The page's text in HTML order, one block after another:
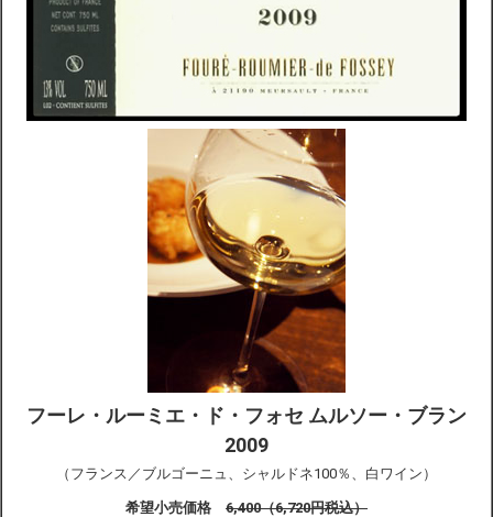
お電話 （03-5913-8046）
フーレ・ルーミエ・ド・フォセ ムルソー・ブラン
2009
（フランス／ブルゴーニュ、シャルドネ100％、白ワイン）
希望小売価格 6,400（6,720円税込）